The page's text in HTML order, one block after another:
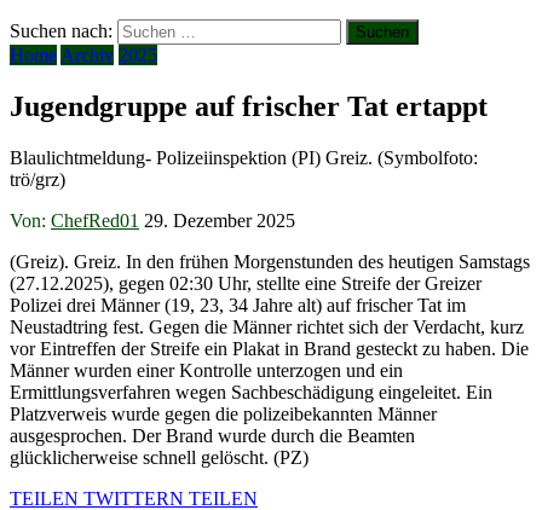
Suchen nach:
Home Archiv 2025
Jugendgruppe auf frischer Tat ertappt
Blaulichtmeldung- Polizeiinspektion (PI) Greiz. (Symbolfoto:
trö/grz)
Von: ChefRed01 29. Dezember 2025
(Greiz). Greiz. In den frühen Morgenstunden des heutigen Samstags
(27.12.2025), gegen 02:30 Uhr, stellte eine Streife der Greizer
Polizei drei Männer (19, 23, 34 Jahre alt) auf frischer Tat im
Neustadtring fest. Gegen die Männer richtet sich der Verdacht, kurz
vor Eintreffen der Streife ein Plakat in Brand gesteckt zu haben. Die
Männer wurden einer Kontrolle unterzogen und ein
Ermittlungsverfahren wegen Sachbeschädigung eingeleitet. Ein
Platzverweis wurde gegen die polizeibekannten Männer
ausgesprochen. Der Brand wurde durch die Beamten
glücklicherweise schnell gelöscht. (PZ)
TEILEN TWITTERN TEILEN